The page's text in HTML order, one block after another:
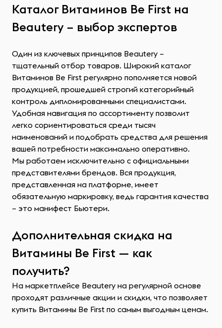
Каталог Витаминов Be First на
Beautery – выбор экспертов
Один из ключевых принципов Beautery –
тщательный отбор товаров. Широкий каталог
Витаминов Be First регулярно пополняется новой
продукцией, прошедшей строгий категорийный
контроль дипломированными специалистами.
Удобная навигация по ассортименту позволит
легко сориентироваться среди тысяч
наименований и подобрать средства для решения
вашей потребности максимально оперативно.
Мы работаем исключительно с официальными
представителями брендов. Вся продукция,
представленная на платформе, имеет
обязательную маркировку, ведь гарантия качества
– это манифест Бьютери.
Дополнительная скидка на
Витамины Be First — как
получить?
На маркетплейсе Beautery на регулярной основе
проходят различные акции и скидки, что позволяет
купить Витамины Be First по самым выгодным ценам.